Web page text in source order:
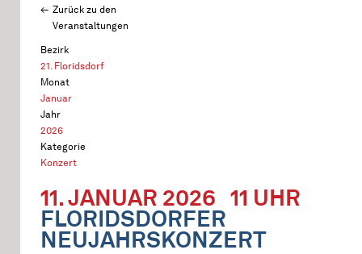
Zurück zu den
Veranstaltungen
Bezirk
21. Floridsdorf
Monat
Januar
Jahr
2026
Kategorie
Konzert
11. JANUAR 2026 11 UHR
FLORIDSDORFER
NEUJAHRSKONZERT